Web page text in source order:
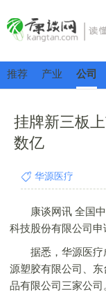
推荐 产业 公司
挂牌新三板
数亿
华源医疗
康谈网讯 全国中
科技股份有限公司申
据悉，华源医疗
源塑胶有限公司、
品有限公司三家公